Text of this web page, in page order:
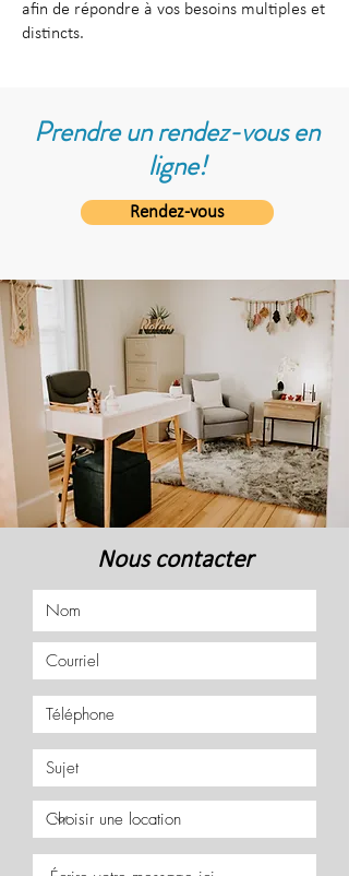
afin de répondre à vos besoins multiples et
distincts.​
Prendre un rendez-vous en
ligne!
Rendez-vous
Nous contacter